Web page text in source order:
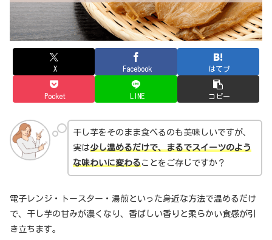
X Facebook はてブ
Pocket LINE コピー
干し芋をそのまま食べるのも美味しいですが、
実は少し温めるだけで、まるでスイーツのよう
な味わいに変わることをご存じですか？
電子レンジ・トースター・湯煎といった身近な方法で温めるだけ
で、干し芋の甘みが濃くなり、香ばしい香りと柔らかい食感が引
き立ちます。